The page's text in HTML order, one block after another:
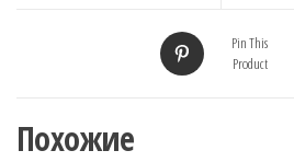
Pin This
Product
Похожие